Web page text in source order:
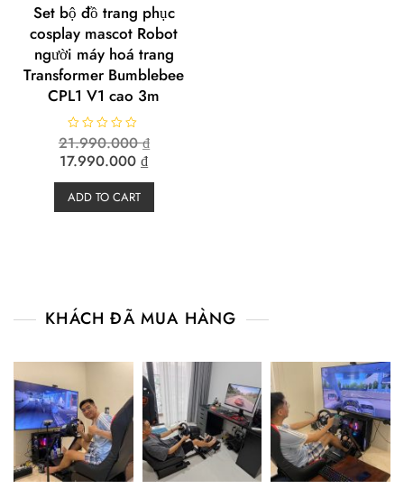
Set bộ đồ trang phục
cosplay mascot Robot
người máy hoá trang
Transformer Bumblebee
CPL1 V1 cao 3m
R
a
t
d
0
o
u
21.990.000₫Original
was:
17.990.000₫
price
17.990.000 ₫.
ADD TO CART
KHÁCH ĐÃ MUA HÀNG